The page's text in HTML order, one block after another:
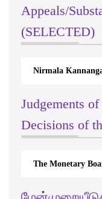
Appeals/
(SELECTED)
Nirmala
Judgements
Decisions of
The Monetary